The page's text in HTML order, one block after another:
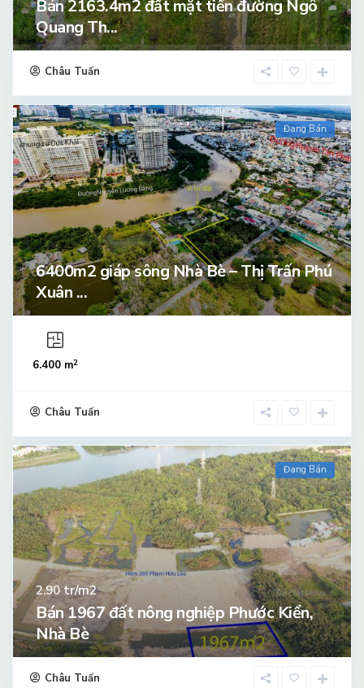
Bán 2163.4m2 đất mặt tiền đường Ngô
Quang Th...
Châu Tuấn
Đang Bán
6400m2 giáp sông Nhà Bè – Thị Trấn Phú
Xuân ...
6.400 m2
Châu Tuấn
Đang Bán
2.90tr/m2
Bán 1967 đất nông nghiệp Phước Kiển,
Nhà Bè
Châu Tuấn